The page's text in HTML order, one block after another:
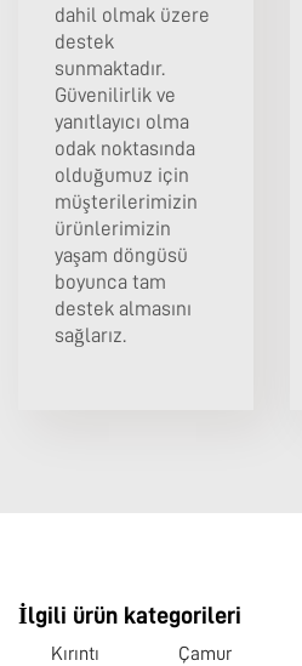
dahil olmak üzere
destek
sunmaktadır.
Güvenilirlik ve
yanıtlayıcı olma
odak noktasında
olduğumuz için
müşterilerimizin
ürünlerimizin
yaşam döngüsü
boyunca tam
destek almasını
sağlarız.
İlgili ürün kategorileri
Kırıntı
Çamur